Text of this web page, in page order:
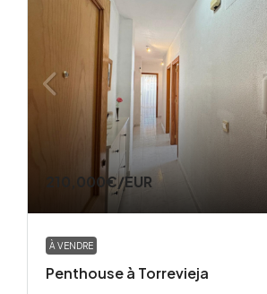
210,000€/EUR
À VENDRE
Penthouse à Torrevieja